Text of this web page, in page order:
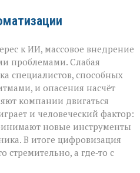
к ИИ, массовое внедрение
проблемами. Слабая
специалистов, способных
и опасения насчёт
компании двигаться
и человеческий фактор:
новые инструменты
В итоге цифровизация
стремительно, а где‑то с